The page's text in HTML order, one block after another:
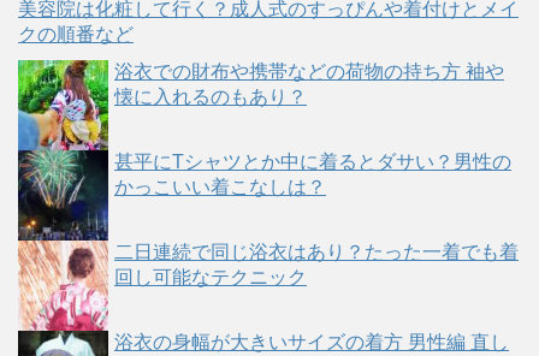
美容院は化粧して行く？成人式のすっぴんや着付けとメイ
クの順番など
浴衣での財布や携帯などの荷物の持ち方 袖や
懐に入れるのもあり？
甚平にTシャツとか中に着るとダサい？男性の
かっこいい着こなしは？
二日連続で同じ浴衣はあり？たった一着でも着
回し可能なテクニック
浴衣の身幅が大きいサイズの着方 男性編 直し